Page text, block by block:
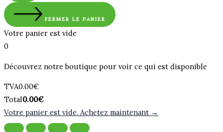
FERMER LE PANIER
Votre panier est vide
0
Découvrez notre boutique pour voir ce qui est disponible
Montant
de
la
taxe:
TVA0.00€
Total
du
panier:
Total0.00€
Votre panier est vide. Achetez maintenant →